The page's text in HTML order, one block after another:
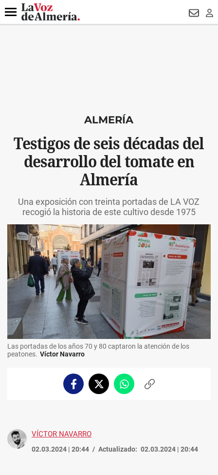
DESTACADO TURISMO
Menú
ALMERÍA
Testigos de seis décadas del
desarrollo del tomate en
Almería
Una exposición con treinta portadas de LA VOZ
recogió la historia de este cultivo desde 1975
Las portadas de los años 70 y 80 captaron la atención de los
peatones. Víctor Navarro
FacebookTwitterWhatsappCopiar
VÍCTOR NAVARRO
02.03.2024 | 20:44 Actualizado: 02.03.2024 | 20:44